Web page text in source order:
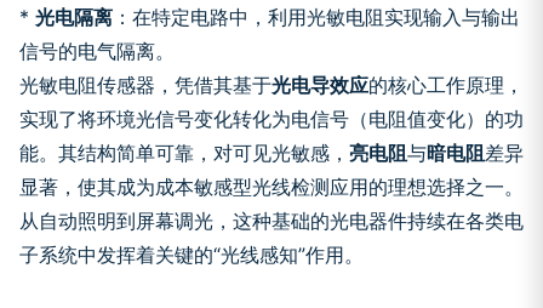
* 光电隔离 ：在特定电路中，利用光敏电阻实现输入与输出
信号的电气隔离。
光敏电阻传感器，凭借其基于光电导效应的核心工作原理，
实现了将环境光信号变化转化为电信号（电阻值变化）的功
能。其结构简单可靠，对可见光敏感， 亮电阻与暗电阻差异
显著，使其成为成本敏感型光线检测应用的理想选择之一。
从自动照明到屏幕调光，这种基础的光电器件持续在各类电
子系统中发挥着关键的“光线感知”作用。